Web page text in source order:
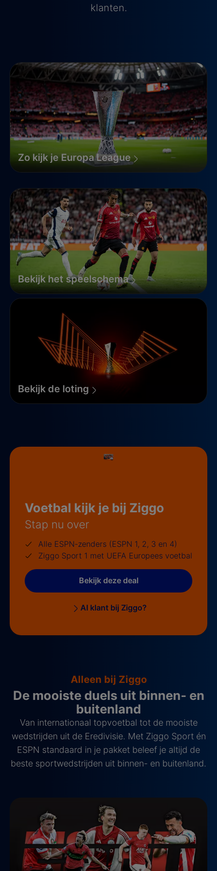
klanten.
Zo kijk je Europa League
Bekijk het speelschema
Bekijk de loting
Voetbal kijk je bij Ziggo
Stap nu over
Alle ESPN-zenders (ESPN 1, 2, 3 en 4)
Ziggo Sport 1 met UEFA Europees voetbal
Bekijk deze deal
Al klant bij Ziggo?
Alleen bij Ziggo
De mooiste duels uit binnen- en
buitenland
Van internationaal topvoetbal tot de mooiste
wedstrijden uit de Eredivisie. Met Ziggo Sport én
ESPN standaard in je pakket beleef je altijd de
beste sportwedstrijden uit binnen- en buitenland.